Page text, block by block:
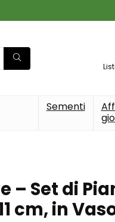
Sementi
– Set di
cm, in